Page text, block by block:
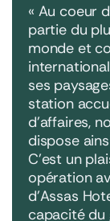
« Au coeur
partie du
monde et
ses
station
d’affaires,
dispose
C’est un
opération
d’Assas
capacité du